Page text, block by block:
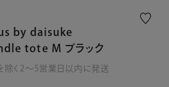
by daisuke
tote M ブラック
除く2～5営業日以内に発送